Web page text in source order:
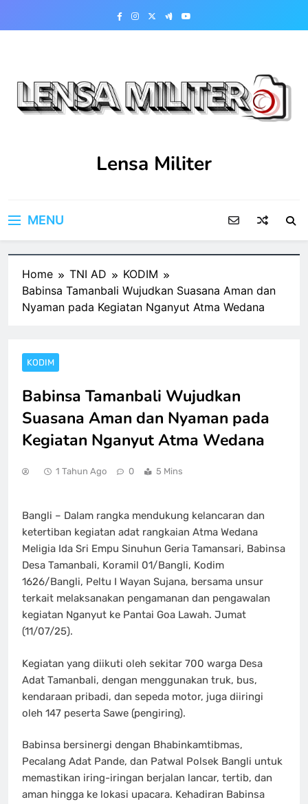
Lensa Militer
MENU
Home TNI AD
KODIM
Babinsa Tamanbali Wujudkan Suasana Aman dan
Nyaman pada Kegiatan Nganyut Atma Wedana
KODIM
Babinsa Tamanbali Wujudkan
Suasana Aman dan Nyaman pada
Kegiatan Nganyut Atma Wedana
1 Tahun Ago 0 5 Mins
Bangli – Dalam rangka mendukung kelancaran dan
ketertiban kegiatan adat rangkaian Atma Wedana
Meligia Ida Sri Empu Sinuhun Geria Tamansari, Babinsa
Desa Tamanbali, Koramil 01/Bangli, Kodim
1626/Bangli, Peltu I Wayan Sujana, bersama unsur
terkait melaksanakan pengamanan dan pengawalan
kegiatan Nganyut ke Pantai Goa Lawah. Jumat
(11/07/25).
Kegiatan yang diikuti oleh sekitar 700 warga Desa
Adat Tamanbali, dengan menggunakan truk, bus,
kendaraan pribadi, dan sepeda motor, juga diiringi
oleh 147 peserta Sawe (pengiring).
Babinsa bersinergi dengan Bhabinkamtibmas,
Pecalang Adat Pande, dan Patwal Polsek Bangli untuk
memastikan iring-iringan berjalan lancar, tertib, dan
aman hingga ke lokasi upacara. Kehadiran Babinsa